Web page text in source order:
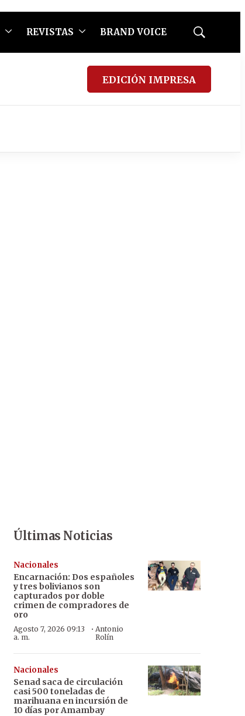
REVISTAS BRAND VOICE
Mostrar
EDICIÓN IMPRESA
Últimas Noticias
Nacionales
Encarnación: Dos españoles
y tres bolivianos son
capturados por doble
crimen de compradores de
oro
Agosto 7, 2026 09:13
a. m.
·Antonio
Rolín
Nacionales
Senad saca de circulación
casi 500 toneladas de
marihuana en incursión de
10 días por Amambay